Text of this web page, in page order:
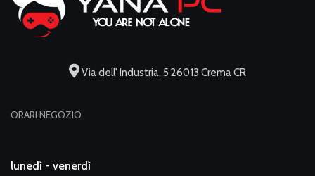
Via dell' Industria, 5 26013 Crema CR
ORARI NEGOZIO
lunedì - venerdì